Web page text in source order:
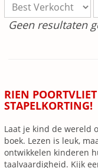
Geen resultaten
RIEN
STAPELKORTING!
Laat je kind de wereld
boek. Lezen is leuk,
ontwikkelen kinderen
taalvaardigheid. Kijk